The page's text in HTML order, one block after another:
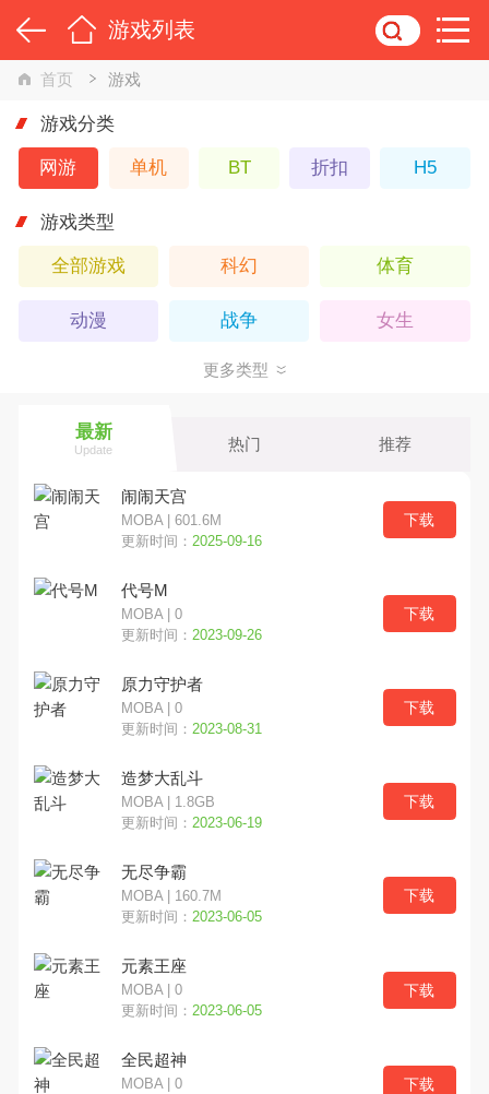
游戏列表
首页 游戏
游戏分类
网游 单机 BT 折扣 H5
游戏类型
全部游戏 科幻 体育
动漫 战争 女生
回合
竞技
魔幻 养成
动作 经营
射击
MOBA 格斗
益智
换装
角色扮演 挂机 战棋
棋牌 恐怖
竞技对战
更多类型
最新
Update 热门 推荐
闹闹天宫
MOBA | 601.6M
更新时间： 2025-09-16
下载
代号M
MOBA | 0
更新时间： 2023-09-26
下载
原力守护者
MOBA | 0
更新时间： 2023-08-31
下载
造梦大乱斗
MOBA | 1.8GB
更新时间： 2023-06-19
下载
无尽争霸
MOBA | 160.7M
更新时间： 2023-06-05
下载
元素王座
MOBA | 0
更新时间： 2023-06-05
下载
全民超神
MOBA | 0
下载